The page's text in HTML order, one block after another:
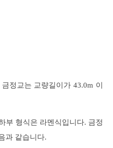
정교는 교량길이가 43.0m 이
부 형식은 라멘식입니다. 금정
과 같습니다.